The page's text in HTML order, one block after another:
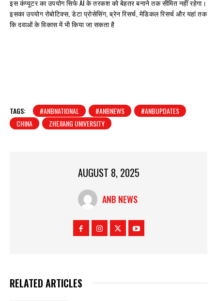
इस कंप्यूटर का उपयोग सिर्फ AI के तरकश को बेहतर बनाने तक सीमित नहीं रहेगा।
इसका उपयोग रोबोटिक्स, डेटा प्रोसेसिंग, ब्रेन रिसर्च, मेडिकल रिसर्च और यहां तक
कि दवाओं के विकास में भी किया जा सकता है
TAGS: #ANBNATIONAL #ANBNEWS
#ANBUPDATES
CHINA
ZHEJIANG UNIVERSITY
AUGUST 8, 2025
ANB NEWS
RELATED ARTICLES